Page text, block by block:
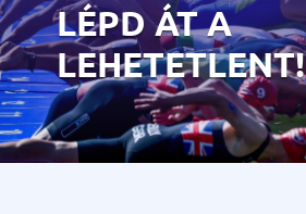
LÉPD ÁT A
LEHETETLENT!